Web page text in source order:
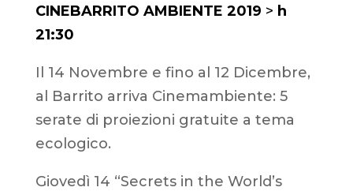
CINEBARRITO AMBIENTE 2019 > h
21:30
Il 14 Novembre e fino al 12 Dicembre,
al Barrito arriva Cinemambiente: 5
serate di proiezioni gratuite a tema
ecologico.
Giovedì 14 “Secrets in the World’s